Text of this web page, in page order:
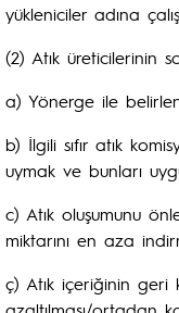
yükleniciler adına
(2) Atık üreticilerinin
a) Yönerge ile
b) İlgili sıfır atık
uymak ve bunları
c) Atık oluşumunu
miktarını en aza
ç) Atık içeriğinin geri